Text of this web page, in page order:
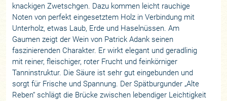
knackigen Zwetschgen. Dazu kommen leicht rauchige
Noten von perfekt eingesetztem Holz in Verbindung mit
Unterholz, etwas Laub, Erde und Haselnüssen. Am
Gaumen zeigt der Wein von Patrick Adank seinen
faszinierenden Charakter. Er wirkt elegant und geradlinig
mit reiner, fleischiger, roter Frucht und feinkörniger
Tanninstruktur. Die Säure ist sehr gut eingebunden und
sorgt für Frische und Spannung. Der Spätburgunder „Alte
Reben“ schlägt die Brücke zwischen lebendiger Leichtigkeit